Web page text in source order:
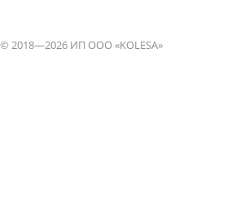
© 2018—2026 ИП ООО «KOLESA»